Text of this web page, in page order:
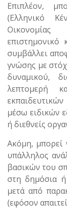
Επιπλέον,
(Ελληνικό
επιστημονικό
συμβάλλει
γνώσης με
δυναμικού,
λεπτομερή
μέσω ειδικών
ή διεθνείς
Ακόμη, μπορεί
υπάλληλος
βασικών του
στη δημόσια ή
μετά από
(εφόσον